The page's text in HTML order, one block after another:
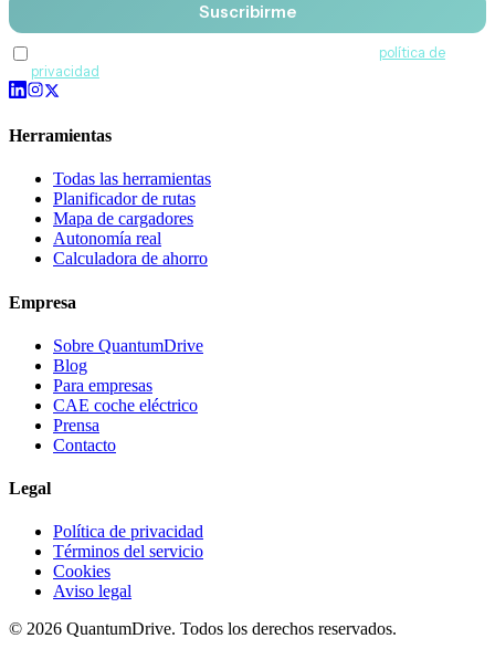
Suscribirme
política de
privacidad
Herramientas
Todas las herramientas
Planificador de rutas
Mapa de cargadores
Autonomía real
Calculadora de ahorro
Empresa
Sobre QuantumDrive
Blog
Para empresas
CAE coche eléctrico
Prensa
Contacto
Legal
Política de privacidad
Términos del servicio
Cookies
Aviso legal
© 2026 QuantumDrive. Todos los derechos reservados.